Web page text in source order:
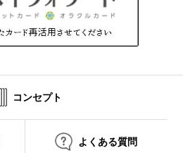
コンセプト
よくある質問